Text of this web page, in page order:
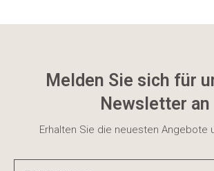
Melden Sie sich für
Newsletter an
Erhalten Sie die neuesten Angebote